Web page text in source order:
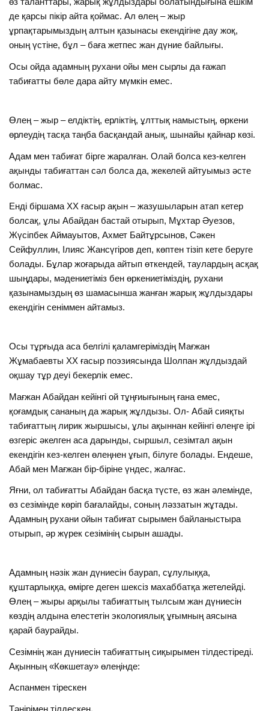
де қарсы пікір айта қоймас. Ал өлең – жыр
ұрпақтарымыздың алтын қазынасы екендігіне дау жоқ,
оның үстіне, бұл – баға жетпес жан дүние байлығы.
Осы ойда адамның рухани ойы мен сырлы да ғажап
табиғатты бөле дара айту мүмкін емес.
Өлең – жыр – елдіктің, ерліктің, ұлттық намыстың, өркени
өрлеудің тасқа таңба басқандай анық, шынайы қайнар көзі.
Адам мен табиғат бірге жаралған. Олай болса кез-келген
ақынды табиғаттан сәл болса да, жекелей айтуымыз әсте
болмас.
Енді біршама XX ғасыр ақын – жазушыларын атап кетер
болсақ, ұлы Абайдан бастай отырып, Мұхтар Әуезов,
Жүсіпбек Аймауытов, Ахмет Байтұрсынов, Сәкен
Сейфуллин, Ілияс Жансүгіров деп, көптен тізіп кете беруге
болады. Бұлар жоғарыда айтып өткендей, таулардың асқақ
шыңдары, мәдениетіміз бен өркениетіміздің, рухани
қазынамыздың өз шамасынша жанған жарық жұлдыздары
екендігін сеніммен айтамыз.
Осы тұрғыда аса белгілі қаламгеріміздің Мағжан
Жұмабаевты XX ғасыр поэзиясында Шолпан жұлдыздай
оқшау тұр деуі бекерлік емес.
Мағжан Абайдан кейінгі ой тұңғиығының ғана емес,
қоғамдық сананың да жарық жұлдызы. Ол- Абай сияқты
табиғаттың лирик жыршысы, ұлы ақыннан кейінгі өлеңге ірі
өзгеріс әкелген аса дарынды, сыршыл, сезімтал ақын
екендігін кез-келген өлеңнен ұғып, білуге болады. Ендеше,
Абай мен Мағжан бір-біріне үндес, жалғас.
Яғни, ол табиғатты Абайдан басқа түсте, өз жан әлемінде,
өз сезімінде көріп бағалайды, соның ләззатын жұтады.
Адамның рухани ойын табиғат сырымен байланыстыра
отырып, әр жүрек сезімінің сырын ашады.
Адамның нәзік жан дүниесін баурап, сұлулыққа,
құштарлыққа, өмірге деген шексіз махаббатқа жетелейді.
Өлең – жыры арқылы табиғаттың тылсым жан дүниесін
көздің алдына елестетін экологиялық ұғымның аясына
қарай баурайды.
Сезімнің жан дүниесін табиғаттың сиқырымен тілдестіреді.
Ақынның «Көкшетау» өлеңінде:
Аспанмен тірескен
Тәңірімен тілдескен,